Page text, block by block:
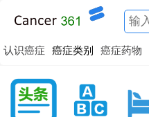
认识癌症 癌症类别 癌症药物